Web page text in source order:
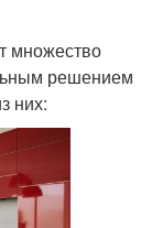
множество
решением
них: